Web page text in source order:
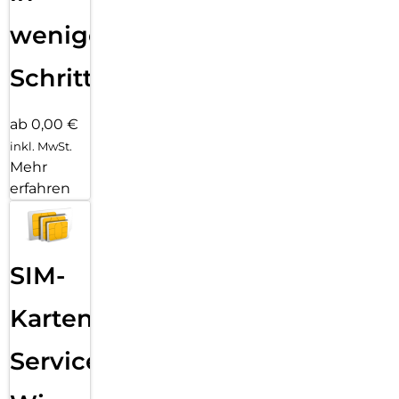
wenigen
Schritten
ab 0,00 €
inkl. MwSt.
Mehr
erfahren
SIM-
Karten
Service: